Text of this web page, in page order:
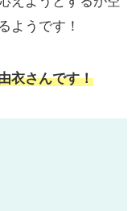
ようです！
衣さんです！